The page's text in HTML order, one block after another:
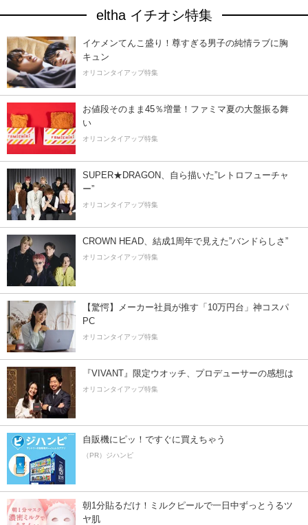
eltha イチオシ特集
イケメンてんこ盛り！尊すぎる男子の純情ラブに胸
キュン
オリコンタイアップ特集
お値段そのまま45％増量！ファミマ夏の大盤振る舞
い
オリコンタイアップ特集
SUPER★DRAGON、自ら描いた”レトロフューチャ
ー”
オリコンタイアップ特集
CROWN HEAD、結成1周年で見えた”バンドらしさ”
オリコンタイアップ特集
【驚愕】メーカー社員が推す「10万円台」神コスパ
PC
オリコンタイアップ特集
『VIVANT』限定ウオッチ、プロデューサーの感想は
オリコンタイアップ特集
自販機にピッ！ですぐに買えちゃう
（PR）ジハンピ
朝1分貼るだけ！ミルクピールで一日中ずっとうるツ
ヤ肌